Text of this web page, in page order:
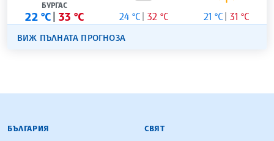
БУРГАС
22 °C 33 °C 24 °C 32 °C 21 °C 31 °C
ВИЖ ПЪЛНАТА ПРОГНОЗА
БЪЛГАРСКА ТЕЛЕГРАФНА АГЕНЦИЯ
БЪЛГАРИЯ СВЯТ